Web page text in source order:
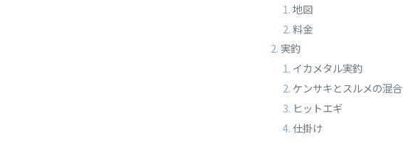
地図
料金
実釣
イカメタル実釣
ケンサキとスルメの混合
ヒットエギ
仕掛け